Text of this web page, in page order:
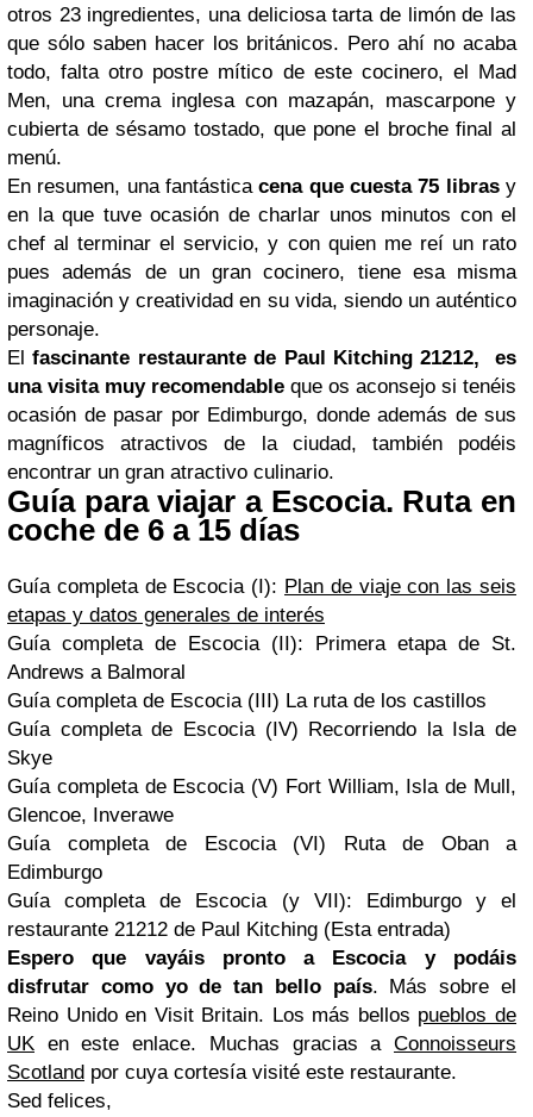
otros 23 ingredientes, una deliciosa tarta de limón de las
que sólo saben hacer los británicos. Pero ahí no acaba
todo, falta otro postre mítico de este cocinero, el Mad
Men, una crema inglesa con mazapán, mascarpone y
cubierta de sésamo tostado, que pone el broche final al
menú.
En resumen, una fantásticacena que cuesta 75 librasy
en la que tuve ocasión de charlar unos minutos con el
chef al terminar el servicio, y con quien me reí un rato
pues además de un gran cocinero, tiene esa misma
imaginación y creatividad en su vida, siendo un auténtico
personaje.
Elfascinante restaurante de Paul Kitching 21212, es
una visita muy recomendable que os aconsejo si tenéis
ocasión de pasar por Edimburgo, donde además de sus
magníficos atractivos de la ciudad, también podéis
encontrar un gran atractivo culinario.
Guía para viajar a Escocia. Ruta en
coche de 6 a 15 días
Guía completa de Escocia (I): Plan de viaje con las seis
etapas y datos generales de interés
Guía completa de Escocia (II): Primera etapa de St.
Andrews a Balmoral
Guía completa de Escocia (III) La ruta de los castillos
Guía completa de Escocia (IV) Recorriendo la Isla de
Skye
Guía completa de Escocia (V) Fort William, Isla de Mull,
Glencoe, Inverawe
Guía completa de Escocia (VI) Ruta de Oban a
Edimburgo
Guía completa de Escocia (y VII): Edimburgo y el
restaurante 21212 de Paul Kitching (Esta entrada)
Espero que vayáis pronto a Escocia y podáis
disfrutar como yo de tan bello país. Más sobre el
Reino Unido en Visit Britain. Los más bellos pueblos de
UK en este enlace. Muchas gracias a Connoisseurs
Scotland por cuya cortesía visité este restaurante.
Sed felices,